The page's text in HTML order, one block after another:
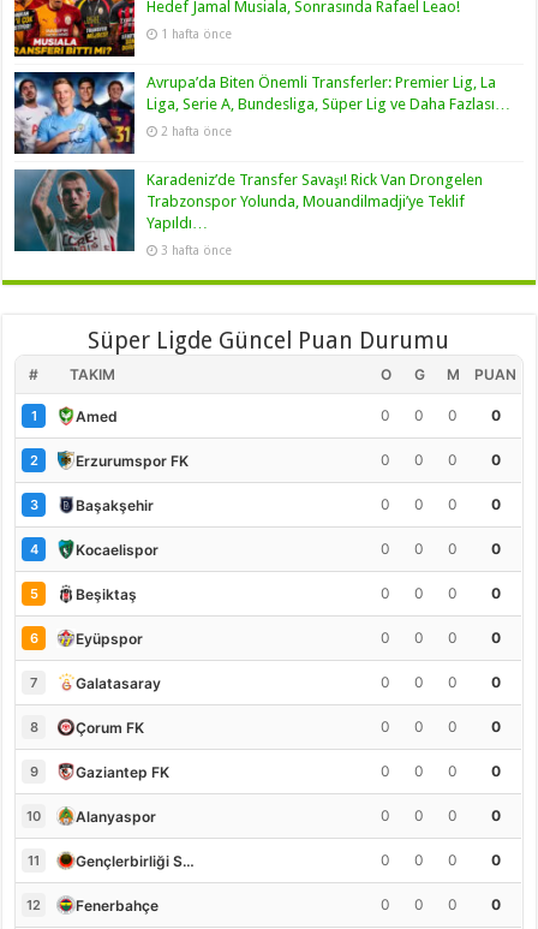
Hedef Jamal Musiala, Sonrasında Rafael Leao!
1 hafta önce
Avrupa’da Biten Önemli Transferler: Premier Lig, La
Liga, Serie A, Bundesliga, Süper Lig ve Daha Fazlası…
2 hafta önce
Karadeniz’de Transfer Savaşı! Rick Van Drongelen
Trabzonspor Yolunda, Mouandilmadji’ye Teklif
Yapıldı…
3 hafta önce
Süper Ligde Güncel Puan Durumu
# TAKIM O G M PUAN
1 Amed 0 0 0 0
2 Erzurumspor FK 0 0 0 0
3 Başakşehir 0 0 0 0
4 Kocaelispor 0 0 0 0
5 Beşiktaş 0 0 0 0
6 Eyüpspor 0 0 0 0
7 Galatasaray 0 0 0 0
8 Çorum FK 0 0 0 0
9 Gaziantep FK 0 0 0 0
10 Alanyaspor 0 0 0 0
11 Gençlerbirliği S.K. 0 0 0 0
12 Fenerbahçe 0 0 0 0